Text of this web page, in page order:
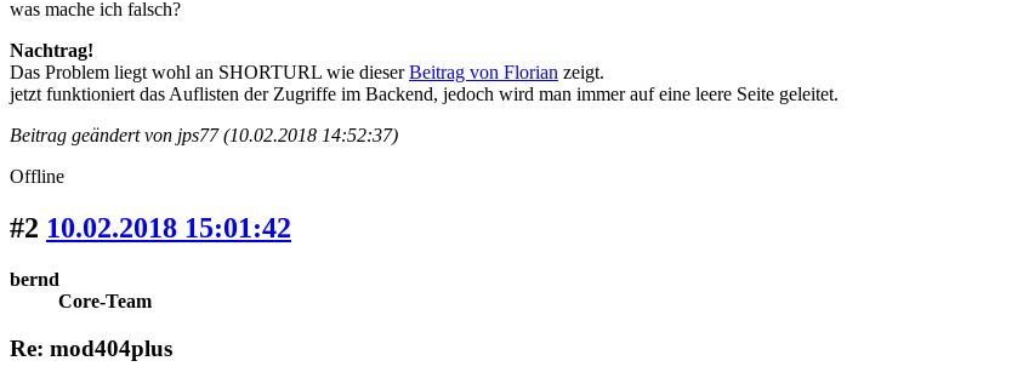
was mache ich falsch?
Nachtrag!
Das Problem liegt wohl an SHORTURL wie dieserBeitrag von Florian zeigt.
jetzt funktioniert das Auflisten der Zugriffe im Backend, jedoch wird man immer auf eine leere Seite geleitet.
Beitrag geändert von jps77 (10.02.2018 14:52:37)
Offline
#2 10.02.2018 15:01:42
bernd
Core-Team
Re: mod404plus